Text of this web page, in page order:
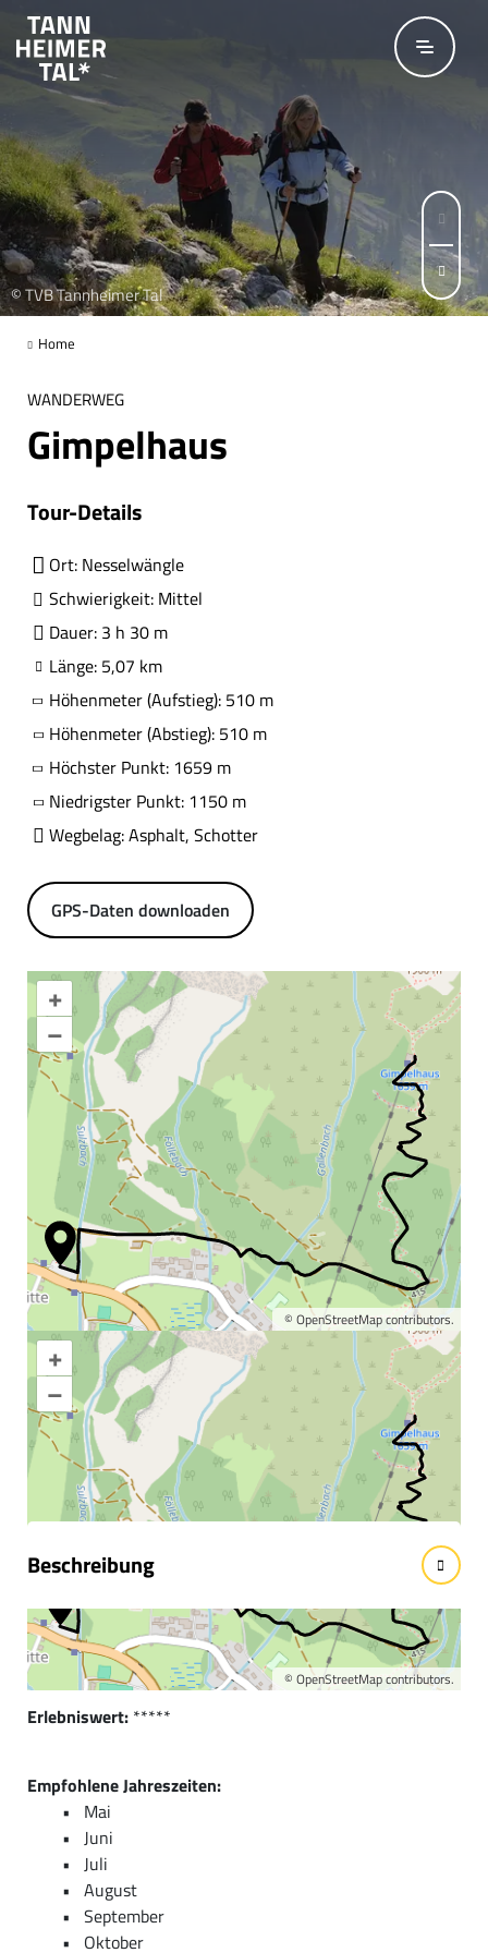
© TVB Tannheimer Tal
Home
WANDERWEG
Gimpelhaus
Tour-Details
Ort: Nesselwängle
Schwierigkeit: Mittel
Dauer: 3 h 30 m
Länge: 5,07 km
Höhenmeter (Aufstieg): 510 m
Höhenmeter (Abstieg): 510 m
Höchster Punkt: 1659 m
Niedrigster Punkt: 1150 m
Wegbelag: Asphalt, Schotter
GPS-Daten downloaden
+
–
© OpenStreetMapcontributors.
+
–
© OpenStreetMapcontributors.
Karte vergrößern
Informationen &
Wissenswertes
Beschreibung
Kurzbeschreibung:
Eine wunderschöne Wanderung am Fuße der Kletterberge
der Tannheimer Gruppe.
Erlebniswert: *****
Empfohlene Jahreszeiten:
Mai
Juni
Juli
August
September
Oktober